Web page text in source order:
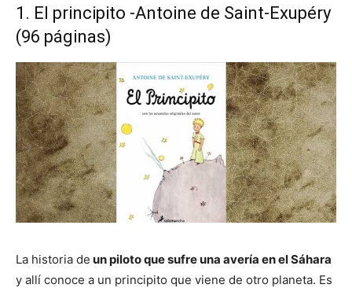
1. El principito -Antoine de Saint-Exupéry
(96 páginas)
La historia de un piloto que sufre una avería en el Sáhara
y allí conoce a un principito que viene de otro planeta. Es